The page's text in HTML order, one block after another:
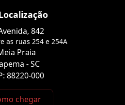
842
as ruas 254 e 254A
Praia
- SC
88220-000
chegar